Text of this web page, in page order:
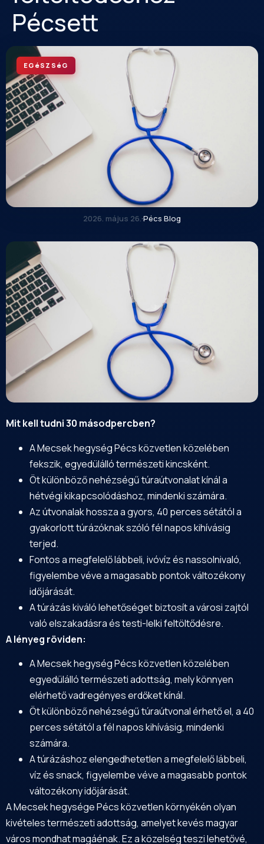
Pécsett
EGéSZSéG
2026. május 26.·Pécs Blog
Mit kell tudni 30 másodpercben?
AMecsekhegység Pécs közvetlen közelében
fekszik, egyedülálló természeti kincsként.
Öt különböző nehézségű túraútvonalat kínál a
hétvégi kikapcsolódáshoz, mindenki számára.
Az útvonalak hossza a gyors, 40 perces sétától a
gyakorlott túrázóknak szóló fél napos kihívásig
terjed.
Fontos a megfelelő lábbeli, ivóvíz és nassolnivaló,
figyelembe véve a magasabb pontok változékony
időjárását.
A túrázás kiváló lehetőséget biztosít a városi zajtól
való elszakadásra és testi-lelki feltöltődésre.
A lényeg röviden:
A Mecsek hegység Pécs közvetlen közelében
egyedülálló természeti adottság, mely könnyen
elérhető vadregényes erdőket kínál.
Öt különböző nehézségű túraútvonal érhető el, a 40
perces sétától a fél napos kihívásig, mindenki
számára.
A túrázáshoz elengedhetetlen a megfelelő lábbeli,
víz és snack, figyelembe véve a magasabb pontok
változékony időjárását.
A Mecsek hegysége Pécs közvetlen környékén olyan
kivételes természeti adottság, amelyet kevés magyar
város mondhat magáénak. Ez a közelség teszi lehetővé,